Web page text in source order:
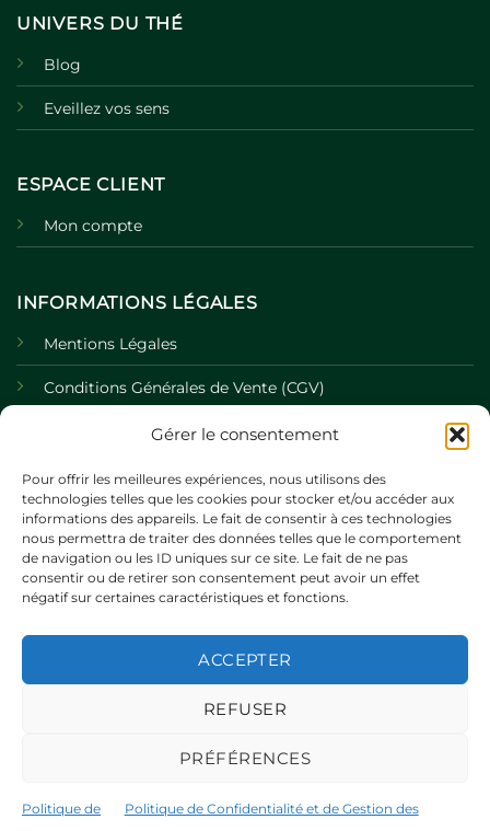
Gérer le consentement
Pour offrir les meilleures expériences, nous utilisons des
technologies telles que les cookies pour stocker et/ou accéder aux
informations des appareils. Le fait de consentir à ces technologies
nous permettra de traiter des données telles que le comportement
de navigation ou les ID uniques sur ce site. Le fait de ne pas
consentir ou de retirer son consentement peut avoir un effet
négatif sur certaines caractéristiques et fonctions.
ACCEPTER
REFUSER
PRÉFÉRENCES
Politique de
Politique de Confidentialité et de Gestion des
UNIVERS DU THÉ
Blog
Eveillez vos sens
ESPACE CLIENT
Mon compte
INFORMATIONS LÉGALES
Mentions Légales
Conditions Générales de Vente (CGV)
Politique de Confidentialité
Politique de Cookies
©